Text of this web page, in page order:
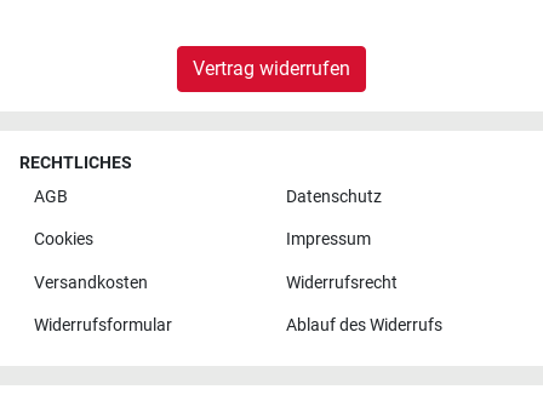
Vertrag widerrufen
RECHTLICHES
AGB
Datenschutz
Cookies Impressum
Versandkosten Widerrufsrecht
Widerrufsformular Ablauf des Widerrufs